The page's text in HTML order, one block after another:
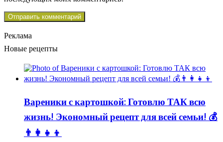
Реклама
Новые рецепты
Вареники с картошкой: Готовлю ТАК всю
жизнь! Экономный рецепт для всей семьи! 💰
👨👩👧👦